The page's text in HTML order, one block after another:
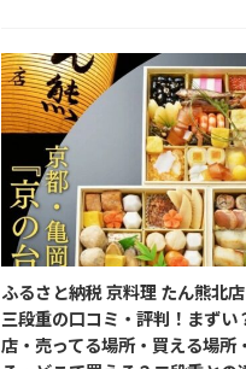
ふるさと納税 京料理 たん熊北
三段重の口コミ・評判！まずい
店・売ってる場所・買える場所